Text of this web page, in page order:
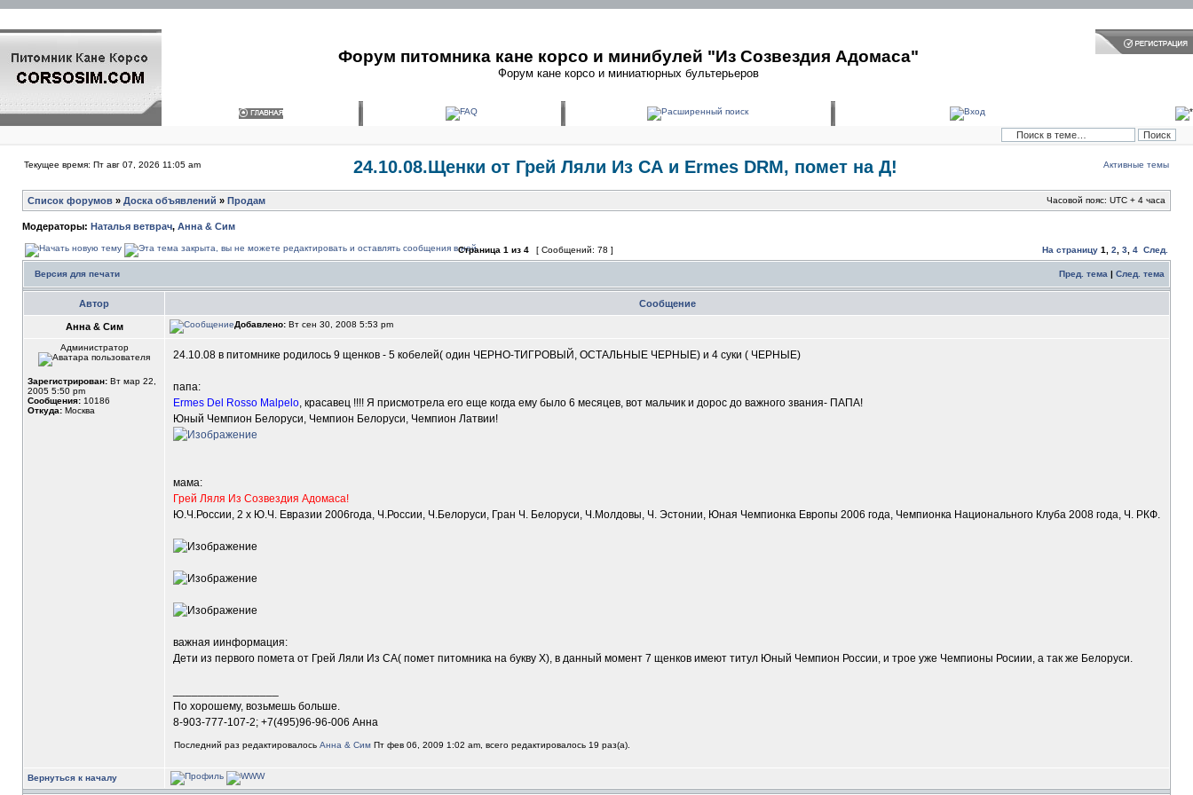
Форум питомника кане корсо и минибулей "Из Созвездия Адомаса"
Форум кане корсо и миниатюрных бультерьеров
Текущее время: Пт авг 07, 2026 11:05 am 24.10.08.Щенки от Грей Ляли Из СА и Ermes DRM, помет на Д! Активные темы
Список форумов » Доска объявлений » Продам Часовой пояс: UTC + 4 часа
Модераторы: Наталья ветврач, Анна & Сим
Страница 1 из 4 [ Сообщений: 78 ] На страницу 1 2 3 4 След.
Версия для печати Пред. тема | След. тема
Автор Сообщение
Анна & Сим Добавлено: Вт сен 30, 2008 5:53 pm
Администратор
Зарегистрирован: Вт мар 22,
2005 5:50 pm
Сообщения: 10186
Откуда: Москва
24.10.08 в питомнике родилось 9 щенков - 5 кобелей( один ЧЕРНО-ТИГРОВЫЙ, ОСТАЛЬНЫЕ ЧЕРНЫЕ) и 4 суки ( ЧЕРНЫЕ)
папа:
Ermes Del Rosso Malpelo, красавец !!!! Я присмотрела его еще когда ему было 6 месяцев, вот мальчик и дорос до важного звания- ПАПА!
Юный Чемпион Белоруси, Чемпион Белоруси, Чемпион Латвии!
мама:
Грей Ляля Из Созвездия Адомаса!
Ю.Ч.России, 2 х Ю.Ч. Евразии 2006года, Ч.России, Ч.Белоруси, Гран Ч. Белоруси, Ч.Молдовы, Ч. Эстонии, Юная Чемпионка Европы 2006 года, Чемпионка Национального Клуба 2008 года, Ч. РКФ.
важная иинформация:
Дети из первого помета от Грей Ляли Из СА( помет питомника на букву Х), в данный момент 7 щенков имеют титул Юный Чемпион России, и трое уже Чемпионы Росиии, а так же Белоруси.
По хорошему, возьмешь больше.
8-903-777-107-2; +7(495)96-96-006 Анна
Последний раз редактировалось Анна & Сим Пт фев 06, 2009 1:02 am, всего редактировалось 19 раз(а).
Вернуться к началу